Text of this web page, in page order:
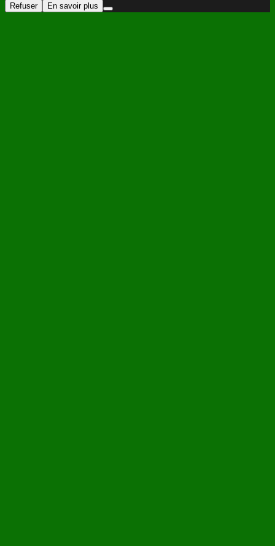
Refuser
En savoir plus